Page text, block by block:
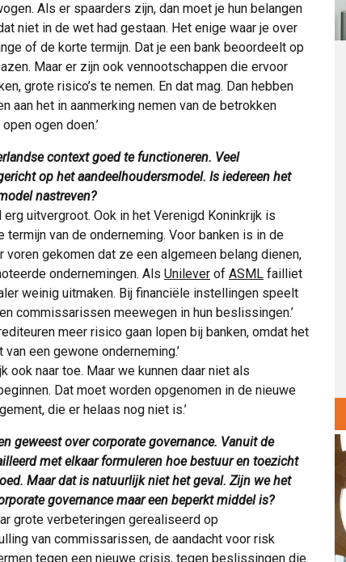
Als er spaarders zijn, dan moet je hun belangen
niet in de wet had gestaan. Het enige waar je over
of de korte termijn. Dat je een bank beoordeelt op
Maar er zijn ook vennootschappen die ervoor
grote risico’s te nemen. En dat mag. Dan hebben
aan het in aanmerking nemen van de betrokken
ogen doen.’
context goed te functioneren. Veel
op het aandeelhoudersmodel. Is iedereen het
nastreven?
erg uitvergroot. Ook in het Verenigd Koninkrijk is
van de onderneming. Voor banken is in de
voren gekomen dat ze een algemeen belang dienen,
ondernemingen. Als Unilever of ASML failliet
weinig uitmaken. Bij financiële instellingen speelt
commissarissen meewegen in hun beslissingen.’
meer risico gaan lopen bij banken, omdat het
een gewone onderneming.’
ook naar toe. Maar we kunnen daar niet als
Dat moet worden opgenomen in de nieuwe
die er helaas nog niet is.’
geweest over corporate governance. Vanuit de
met elkaar formuleren hoe bestuur en toezicht
Maar dat is natuurlijk niet het geval. Zijn we het
governance maar een beperkt middel is?
grote verbeteringen gerealiseerd op
van commissarissen, de aandacht voor risk
tegen een nieuwe crisis, tegen beslissingen die